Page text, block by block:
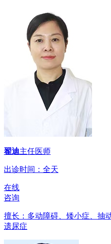
翟迪主任医师
出诊时间：全天
在线
咨询
擅长：多动障碍、矮小症、抽
遗尿症